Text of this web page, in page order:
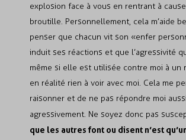
explosion face à vous en rentrant à cause
broutille. Personnellement, cela m’aide
penser que chacun vit son «enfer
induit ses réactions et que l’agressivité
même si elle est utilisée contre moi à un
en réalité rien à voir avec moi. Cela me
raisonner et de ne pas répondre moi aussi
agressivement. Ne soyez donc pas
que les autres font ou disent n’est